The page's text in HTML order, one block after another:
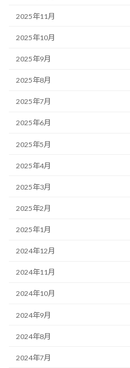
2025年11月
2025年10月
2025年9月
2025年8月
2025年7月
2025年6月
2025年5月
2025年4月
2025年3月
2025年2月
2025年1月
2024年12月
2024年11月
2024年10月
2024年9月
2024年8月
2024年7月